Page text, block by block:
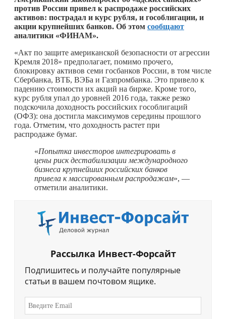
против России привел к распродаже российских
активов: пострадал и курс рубля, и гособлигации, и
акции крупнейших банков. Об этом сообщают
аналитики «ФИНАМ».
«Акт по защите американской безопасности от агрессии
Кремля 2018» предполагает, помимо прочего,
блокировку активов семи госбанков России, в том числе
Сбербанка, ВТБ, ВЭБа и Газпромбанка. Это привело к
падению стоимости их акций на бирже. Кроме того,
курс рубля упал до уровней 2016 года, также резко
подскочила доходность российских гособлигаций
(ОФЗ): она достигла максимумов середины прошлого
года. Отметим, что доходность растет при
распродаже бумаг.
«Попытка инвесторов интегрировать в
цены риск дестабилизации международного
бизнеса крупнейших российских банков
привела к массированным распродажам», —
отметили аналитики.
Рассылка Инвест-Форсайт
Подпишитесь и получайте популярные
статьи в вашем почтовом ящике.